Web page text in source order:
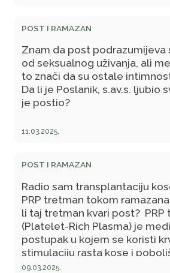
penziju od 300 KM koja mora
KM za režije i ostaje im 200
dana, ovo navodim jer me
ikakva granica gdje recimo
obavezi da daje sadekatul fitr
slušao po našim džamijama
obavezan da daje a ako je
pojasnite jer mi nikako nije
POST I RAMAZAN
Znam da post podrazumijeva
od seksualnog uživanja, ali
to znači da su ostale
Da li je Poslanik, s.av.s. ljubio
je postio?
11.03.2025.
POST I RAMAZAN
Radio sam transplantaciju
PRP tretman tokom
li taj tretman kvari post? PRP
(Platelet-Rich Plasma) je
postupak u kojem se koristi
stimulaciju rasta kose i
vlasišta. Ovaj tretman se
09.03.2025.